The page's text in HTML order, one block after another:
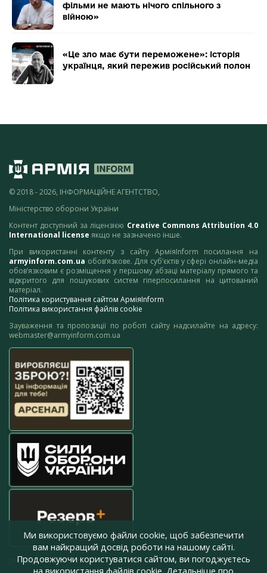
фільми не мають нічого спільного з
війною»
«Це зло має бути переможене»: історія
українця, який пережив російський полон
© 2018 - 2026, ІНФОРМАЦІЙНЕ АГЕНТСТВО,
Міністерство оборони України
Контент доступний за ліцензією Creative Commons Attribution 4.0
International license якщо не зазначено інше.
При використанні контенту з сайту АрміяInform посилання на
armyinform.com.ua обов’язкове. Для суб’єктів у сфері онлайн-медіа
обов’язковим є розміщення у першому абзаці матеріалу прямого та
відкритого для пошукових систем гіперпосилання на цитований
матеріал.
Політика користування сайтом АрміяInform
Політика використання файлів cookie
Зауваження та пропозиції по роботі сайту надсилайте на адресу:
webmaster@armyinform.com.ua
press@armyinform.com.ua
Ми використовуємо файли cookie, щоб забезпечити
вам найкращий досвід роботи на нашому сайті.
Продовжуючи користуватися сайтом, ви погоджуєтесь